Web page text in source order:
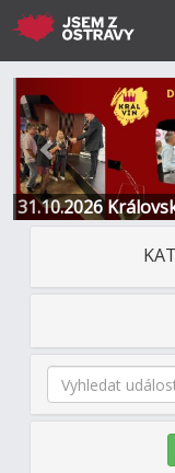
31.10.2026
Restaurace a Hotel
Předchozí